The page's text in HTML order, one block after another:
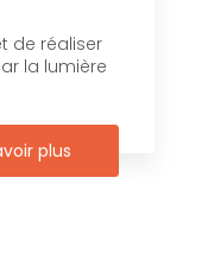
de réaliser
la lumière
plus